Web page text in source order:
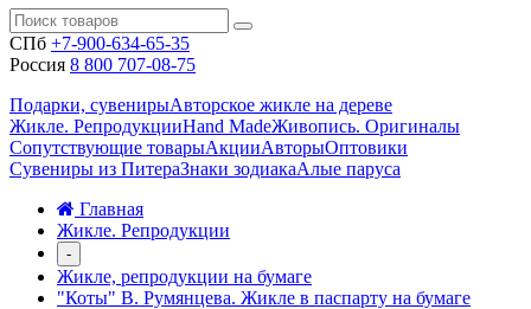
СПб +7-900-634-65-35
Россия 8 800 707-08-75
Подарки, сувенирыАвторское жикле на дереве
Жикле. РепродукцииHand MadeЖивопись. Оригиналы
Сопутствующие товарыАкцииАвторыОптовики
Сувениры из ПитераЗнаки зодиакаАлые паруса
Главная
Жикле. Репродукции
-
Жикле, репродукции на бумаге
"Коты" В. Румянцева. Жикле в паспарту на бумаге